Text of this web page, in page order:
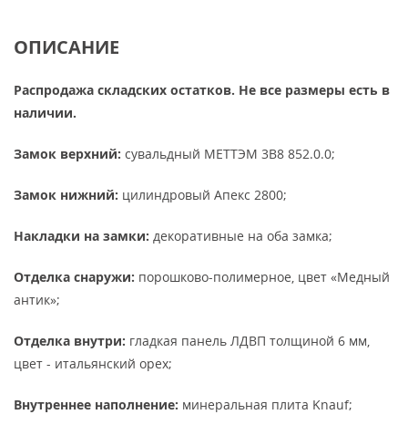
ОПИСАНИЕ
Распродажа складских остатков. Не все размеры есть в
наличии.
Замок верхний: сувальдный МЕТТЭМ 3В8 852.0.0;
Замок нижний: цилиндровый Апекс 2800;
Накладки на замки: декоративные на оба замка;
Отделка снаружи: порошково-полимерное, цвет «Медный
антик»;
Отделка внутри: гладкая панель ЛДВП толщиной 6 мм,
цвет - итальянский орех;
Внутреннее наполнение: минеральная плита Knauf;